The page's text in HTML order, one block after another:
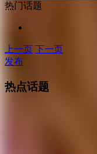
热门话题
上一页 下一页
发布
热点话题